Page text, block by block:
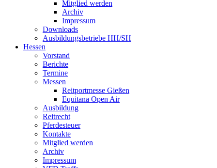
Mitglied werden
Archiv
Impressum
Downloads
Ausbildungsbetriebe HH/SH
Hessen
Vorstand
Berichte
Termine
Messen
Reitportmesse Gießen
Equitana Open Air
Ausbildung
Reitrecht
Pferdesteuer
Kontakte
Mitglied werden
Archiv
Impressum